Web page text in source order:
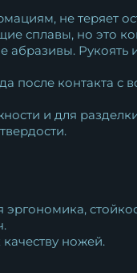
не теряет
сплавы, но это
Рукоять
после контакта с
и для
ножей.